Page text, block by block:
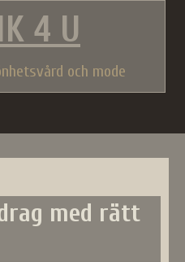
4 U
och mode
med rätt